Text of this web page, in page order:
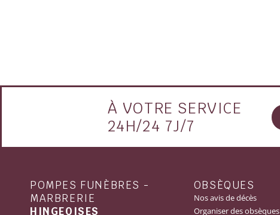
À VOTRE SERVICE
24H/24 7J/7
POMPES FUNÈBRES -
MARBRERIE
HINGEOISES
OBSÈQUES
Nos avis de décès
Organiser des obsèques